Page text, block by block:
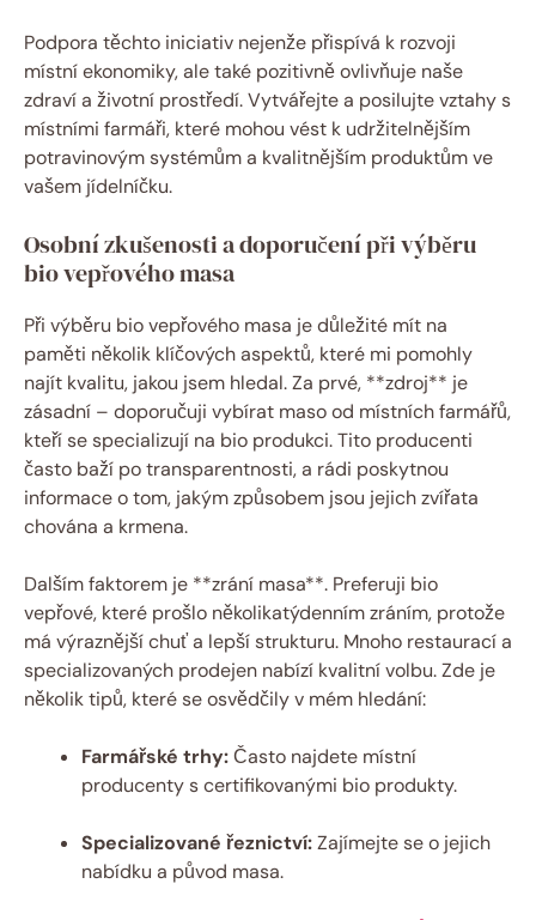
Podpora ‍těchto iniciativ nejenže přispívá k rozvoji
⁢místní ekonomiky, ‍ale také pozitivně ovlivňuje naše
zdraví a životní prostředí. Vytvářejte a posilujte vztahy s
místními farmáři, které⁣ mohou vést‌ k udržitelnějším
potravinovým systémům a kvalitnějším produktům ve
vašem jídelníčku.
Osobní zkušenosti a doporučení při výběru
bio vepřového masa
Při ⁢výběru bio vepřového masa ⁢je důležité ​mít⁣ na⁤
paměti několik ⁣klíčových aspektů, které mi pomohly
najít kvalitu, jakou jsem hledal. Za⁣ prvé, ⁢**zdroj**⁣ je
zásadní – doporučuji vybírat maso od místních farmářů,
⁤kteří‌ se specializují ‌na​ bio produkci.​ Tito producenti
často baží​ po ⁤transparentnosti, ​a ⁢rádi⁤ poskytnou⁣
informace o tom, jakým způsobem jsou jejich zvířata
‌chována ⁤a ‌krmena.
Dalším faktorem je **zrání ⁤masa**. Preferuji bio
vepřové,‍ které prošlo několikatýdenním‌ zráním, ​protože
má‌ výraznější ⁣chuť a lepší strukturu. Mnoho restaurací a
specializovaných prodejen nabízí kvalitní volbu. Zde​ je‍
několik tipů, které ⁤se ⁤osvědčily v⁣ mém ⁣hledání:
Farmářské trhy:‌Často najdete místní
producenty s certifikovanými bio⁢ produkty.
Specializované řeznictví:Zajímejte ⁤se ‌o jejich
nabídku a původ ‌masa.